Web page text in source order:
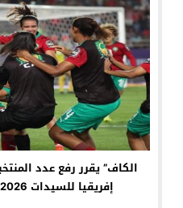
الكاف” يقرر رفع عدد
إفريقيا للسيدات 2026 بالمغرب إلى 16 منتخبا